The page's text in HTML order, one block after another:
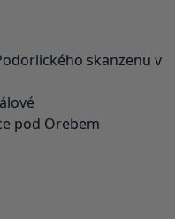
skanzenu v
pod Orebem